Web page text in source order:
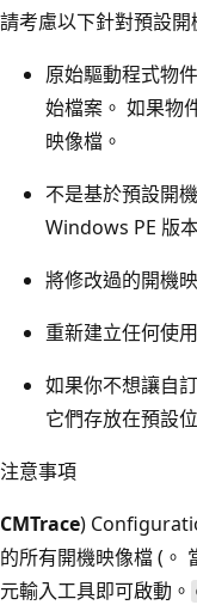
請考慮以下針對預設開
原始驅動程式物
始檔案。 如果物
映像檔。
不是基於預設開
Windows PE 版
將修改過的開機
重新建立任何使
如果你不想讓自
它們存放在預設
注意事項
CMTrace)
的所有開機映像檔 (。
元輸入工具即可啟動。